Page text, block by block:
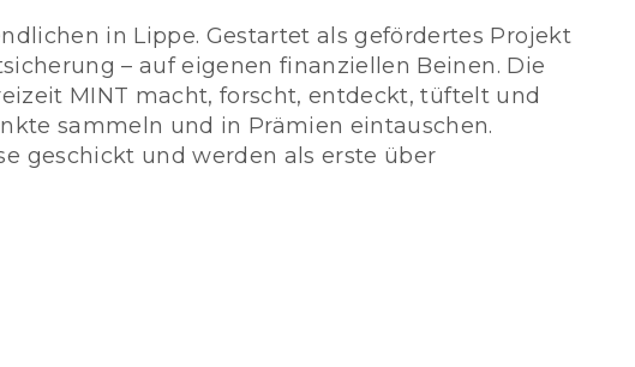
in Lippe. Gestartet als gefördertes Projekt
– auf eigenen finanziellen Beinen. Die
MINT macht, forscht, entdeckt, tüftelt und
sammeln und in Prämien eintauschen.
geschickt und werden als erste über